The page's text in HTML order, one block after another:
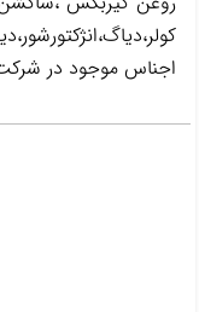
اجناس موجود در